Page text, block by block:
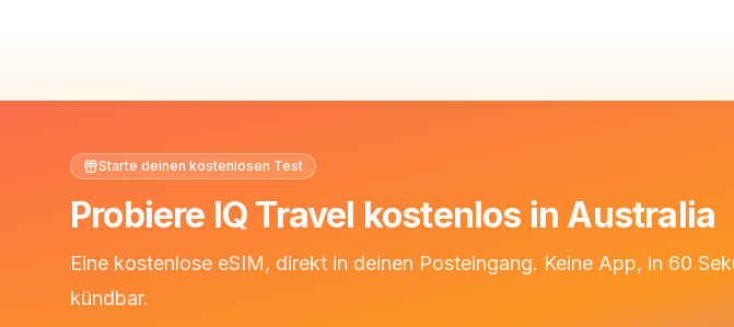
Starte deinen kostenlosen Test
Probiere IQ Travel kostenlos in Australia
Eine kostenlose eSIM, direkt in deinen Posteingang. Keine App, in 60
kündbar.